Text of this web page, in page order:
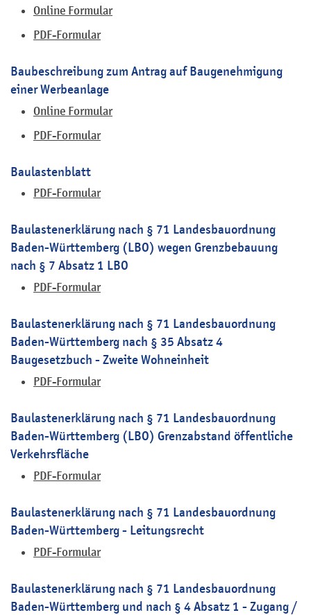
Online Formular
PDF-Formular
Baubeschreibung zum Antrag auf Baugenehmigung
einer Werbeanlage
Online Formular
PDF-Formular
Baulastenblatt
PDF-Formular
Baulastenerklärung nach § 71 Landesbauordnung
Baden-Württemberg (LBO) wegen Grenzbebauung
nach § 7 Absatz 1 LBO
PDF-Formular
Baulastenerklärung nach § 71 Landesbauordnung
Baden-Württemberg nach § 35 Absatz 4
Baugesetzbuch - Zweite Wohneinheit
PDF-Formular
Baulastenerklärung nach § 71 Landesbauordnung
Baden-Württemberg (LBO) Grenzabstand öffentliche
Verkehrsfläche
PDF-Formular
Baulastenerklärung nach § 71 Landesbauordnung
Baden-Württemberg - Leitungsrecht
PDF-Formular
Baulastenerklärung nach § 71 Landesbauordnung
Baden-Württemberg und nach § 4 Absatz 1 - Zugang /